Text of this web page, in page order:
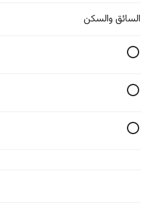
السائق والسکن